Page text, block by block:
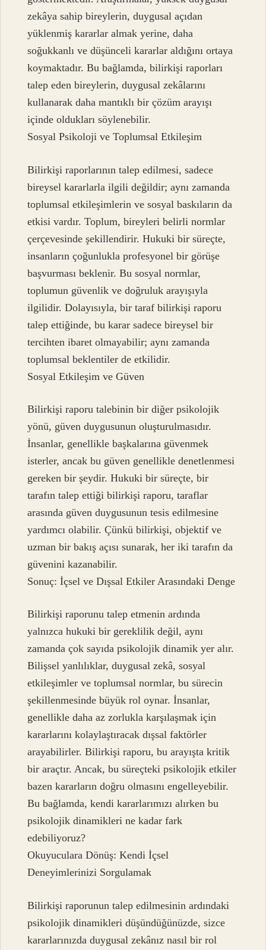
zekâya sahip bireylerin, duygusal açıdan
yüklenmiş kararlar almak yerine, daha
soğukkanlı ve düşünceli kararlar aldığını ortaya
koymaktadır. Bu bağlamda, bilirkişi raporları
talep eden bireylerin, duygusal zekâlarını
kullanarak daha mantıklı bir çözüm arayışı
içinde oldukları söylenebilir.
Sosyal Psikoloji ve Toplumsal Etkileşim
Bilirkişi raporlarının talep edilmesi, sadece
bireysel kararlarla ilgili değildir; aynı zamanda
toplumsal etkileşimlerin ve sosyal baskıların da
etkisi vardır. Toplum, bireyleri belirli normlar
çerçevesinde şekillendirir. Hukuki bir süreçte,
insanların çoğunlukla profesyonel bir görüşe
başvurması beklenir. Bu sosyal normlar,
toplumun güvenlik ve doğruluk arayışıyla
ilgilidir. Dolayısıyla, bir taraf bilirkişi raporu
talep ettiğinde, bu karar sadece bireysel bir
tercihten ibaret olmayabilir; aynı zamanda
toplumsal beklentiler de etkilidir.
Sosyal Etkileşim ve Güven
Bilirkişi raporu talebinin bir diğer psikolojik
yönü, güven duygusunun oluşturulmasıdır.
İnsanlar, genellikle başkalarına güvenmek
isterler, ancak bu güven genellikle denetlenmesi
gereken bir şeydir. Hukuki bir süreçte, bir
tarafın talep ettiği bilirkişi raporu, taraflar
arasında güven duygusunun tesis edilmesine
yardımcı olabilir. Çünkü bilirkişi, objektif ve
uzman bir bakış açısı sunarak, her iki tarafın da
güvenini kazanabilir.
Sonuç: İçsel ve Dışsal Etkiler Arasındaki Denge
Bilirkişi raporunu talep etmenin ardında
yalnızca hukuki bir gereklilik değil, aynı
zamanda çok sayıda psikolojik dinamik yer alır.
Bilişsel yanlılıklar, duygusal zekâ, sosyal
etkileşimler ve toplumsal normlar, bu sürecin
şekillenmesinde büyük rol oynar. İnsanlar,
genellikle daha az zorlukla karşılaşmak için
kararlarını kolaylaştıracak dışsal faktörler
arayabilirler. Bilirkişi raporu, bu arayışta kritik
bir araçtır. Ancak, bu süreçteki psikolojik etkiler
bazen kararların doğru olmasını engelleyebilir.
Bu bağlamda, kendi kararlarımızı alırken bu
psikolojik dinamikleri ne kadar fark
edebiliyoruz?
Okuyuculara Dönüş: Kendi İçsel
Deneyimlerinizi Sorgulamak
Bilirkişi raporunun talep edilmesinin ardındaki
psikolojik dinamikleri düşündüğünüzde, sizce
kararlarınızda duygusal zekânız nasıl bir rol